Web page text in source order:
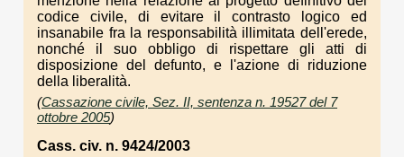
codice civile, di evitare il contrasto logico ed
insanabile fra la responsabilità illimitata dell'erede,
nonché il suo obbligo di rispettare gli atti di
disposizione del defunto, e l'azione di riduzione
della liberalità.
(Cassazione civile, Sez. II, sentenza n. 19527 del 7
ottobre 2005)
Cass. civ. n. 9424/2003